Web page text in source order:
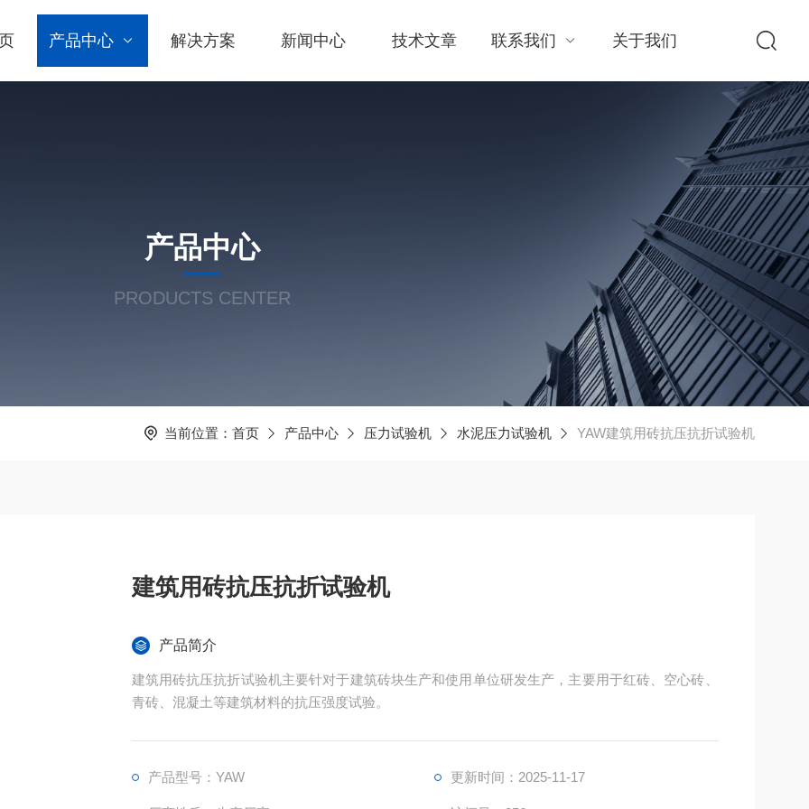
产品中心 解决方案 新闻中心 技术文章 联系我们 关于我们
产品中心
PRODUCTS CENTER
当前位置： 首页 产品中心 压力试验机 水泥压力试验机 YAW建筑用砖抗压抗折试验机
建筑用砖抗压抗折试验机
产品简介
建筑用砖抗压抗折试验机主要针对于建筑砖块生产和使用单位研发生产，主要用于红砖、空心砖、
青砖、混凝土等建筑材料的抗压强度试验。
产品型号：YAW 更新时间：2025-11-17